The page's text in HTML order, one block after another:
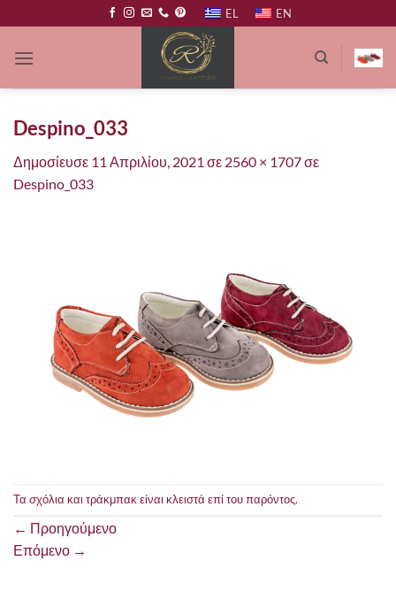
στο
περιεχόμενο
EL EN
Despino_033
Δημοσίευσε 11 Απριλίου, 2021 σε 2560 × 1707σε
Despino_033
Τα σχόλια και τράκμπακ είναι κλειστά επί του παρόντος.
← Προηγούμενο
Επόμενο →